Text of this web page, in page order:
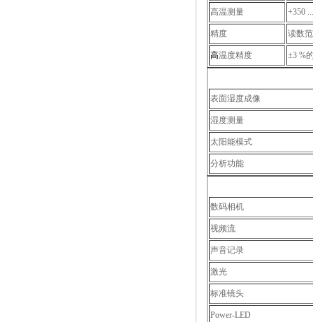
高温测量 +350
精度 读数
高温度精度 ±3 %
表面湿度成像
湿度测量
太阳能模式
分析功能
数码相机
视频流
声音记录
激光
标准镜头
Power-LED